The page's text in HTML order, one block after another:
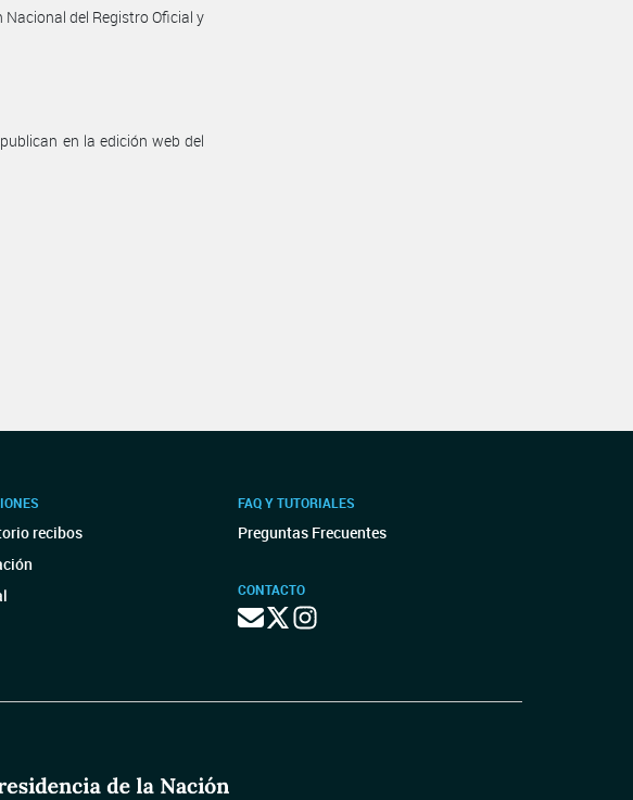
Nacional del Registro Oficial y
en la edición web del
recibos
FAQ Y TUTORIALES
Preguntas Frecuentes
CONTACTO